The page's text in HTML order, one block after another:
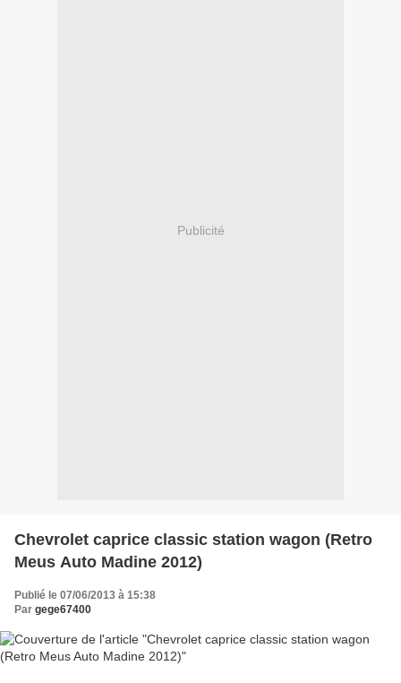
Publicité
Chevrolet caprice classic station wagon (Retro
Meus Auto Madine 2012)
Publié le 07/06/2013 à 15:38
Par gege67400